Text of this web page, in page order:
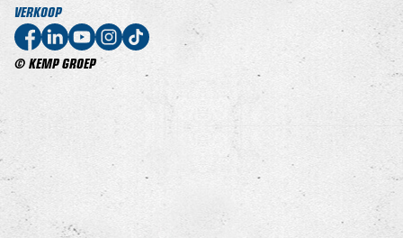
© KEMP GROEP
VERKOOP